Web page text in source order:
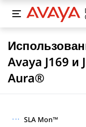
Avaya J169 и
Aura®
··· SLA Mon™